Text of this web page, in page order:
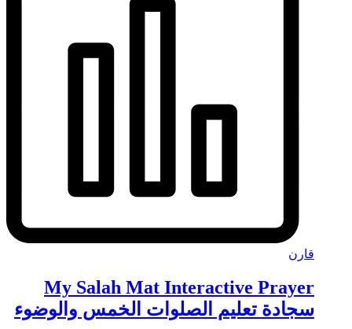
قارن
My Salah Mat Interactive Prayer
سجادة تعليم الصلوات الخمس والوضوء